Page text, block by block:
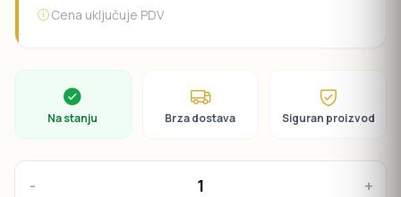
Cena uključuje PDV
Na stanju Brza dostava Siguran proizvod
- +